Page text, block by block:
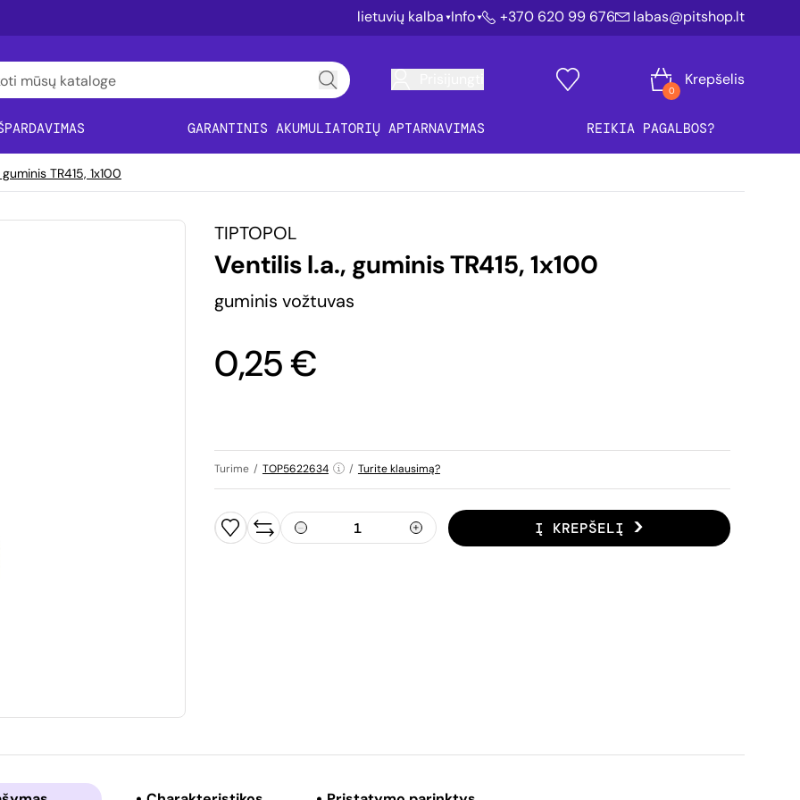
lietuvių kalba Info +370 620 99 676 labas@pitshop.lt
0
Krepšelis
GARANTINIS AKUMULIATORIŲ APTARNAVIMAS REIKIA PAGALBOS?
TR415, 1x100
TIPTOPOL
Ventilis l.a., guminis TR415, 1x100
guminis vožtuvas
0,25 €
Turime / TOP5622634 / Turite klausimą?
Į KREPŠELĮ